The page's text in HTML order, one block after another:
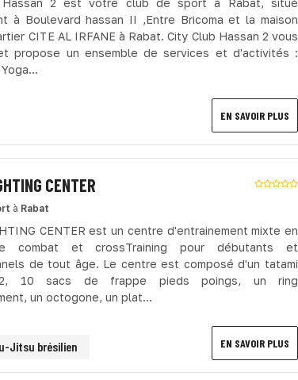
Hassan 2 est votre club de sport à Rabat, situé
à Boulevard hassan II ,Entre Bricoma et la maison
CITE AL IRFANE à Rabat. City Club Hassan 2 vous
propose un ensemble de services et d'activités :
EN SAVOIR PLUS
CENTER
à Rabat
CENTER est un centre d'entrainement mixte en
combat et crossTraining pour débutants et
de tout âge. Le centre est composé d'un tatami
10 sacs de frappe pieds poings, un ring
un octogone, un plat...
Jitsu brésilien EN SAVOIR PLUS